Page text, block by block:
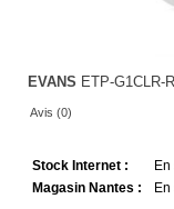
EVANS ETP-G1CLR-
Avis (0)
Stock Internet :
Magasin Nantes :